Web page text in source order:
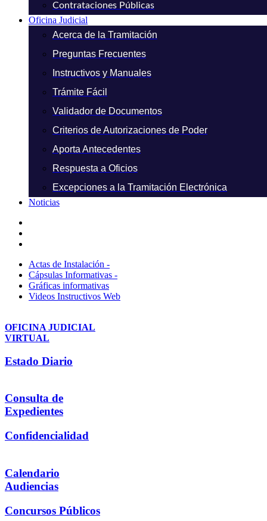
Contrataciones Públicas
Oficina Judicial
Acerca de la Tramitación
Preguntas Frecuentes
Instructivos y Manuales
Trámite Fácil
Validador de Documentos
Criterios de Autorizaciones de Poder
Aporta Antecedentes
Respuesta a Oficios
Excepciones a la Tramitación Electrónica
Noticias
Actas de Instalación -
Cápsulas Informativas -
Gráficas informativas
Videos Instructivos Web
OFICINA JUDICIAL
VIRTUAL
Estado Diario
Consulta de
Expedientes
Confidencialidad
Calendario
Audiencias
Concursos Públicos